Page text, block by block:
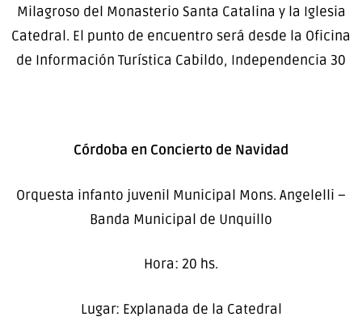
Milagroso del Monasterio Santa Catalina y la Iglesia
Catedral. El punto de encuentro será desde la Oficina
de Información Turística Cabildo, Independencia 30
Córdoba en Concierto de Navidad
Orquesta infanto juvenil Municipal Mons. Angelelli –
Banda Municipal de Unquillo
Hora: 20 hs.
Lugar: Explanada de la Catedral